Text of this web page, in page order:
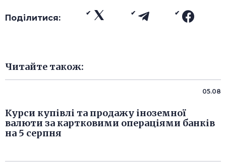
Поділитися:
Читайте також:
05.08
Курси купівлі та продажу іноземної
валюти за картковими операціями банків
на 5 серпня